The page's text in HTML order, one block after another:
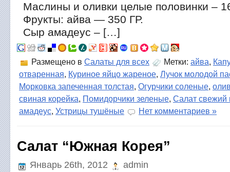
Маслины и оливки целые половинки –
Фрукты: айва — 350 ГР.
Сыр амадеус – […]
Размещено в Салаты для всех Метки: айва,
отваренная, Куриное яйцо жареное, Лучок молодой
Морковка запеченная толстая, Огурчики соленые,
свиная корейка, Помидорчики зеленые, Салат свежий
амадеус, Устрицы тушёные Нет комментариев »
Салат “Южная Корея”
Январь 26th, 2012 admin